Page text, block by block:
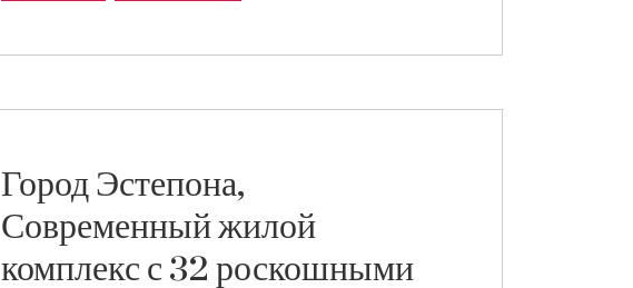
Город Эстепона,
Современный жилой
комплекс с 32 роскошными